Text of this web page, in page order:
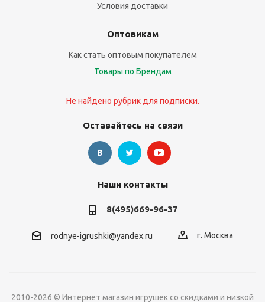
Условия доставки
Оптовикам
Как стать оптовым покупателем
Товары по Брендам
Не найдено рубрик для подписки.
Оставайтесь на связи
Наши контакты
8(495)669-96-37
rodnye-igrushki@yandex.ru г. Москва
2010-2026 © Интернет магазин игрушек со скидками и низкой